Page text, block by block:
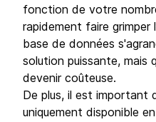
fonction de votre
rapidement faire
base de données
solution puissante, mais
devenir coûteuse.
De plus, il est important
uniquement disponible